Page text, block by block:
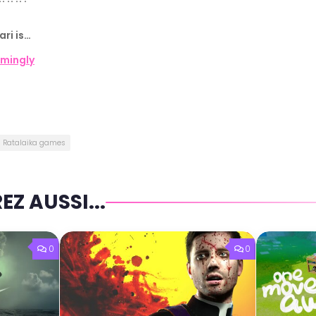
is…
Ratalaika games
AUSSI...
0 0